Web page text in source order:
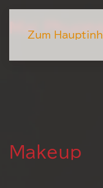
Zum
Mai
Makeup